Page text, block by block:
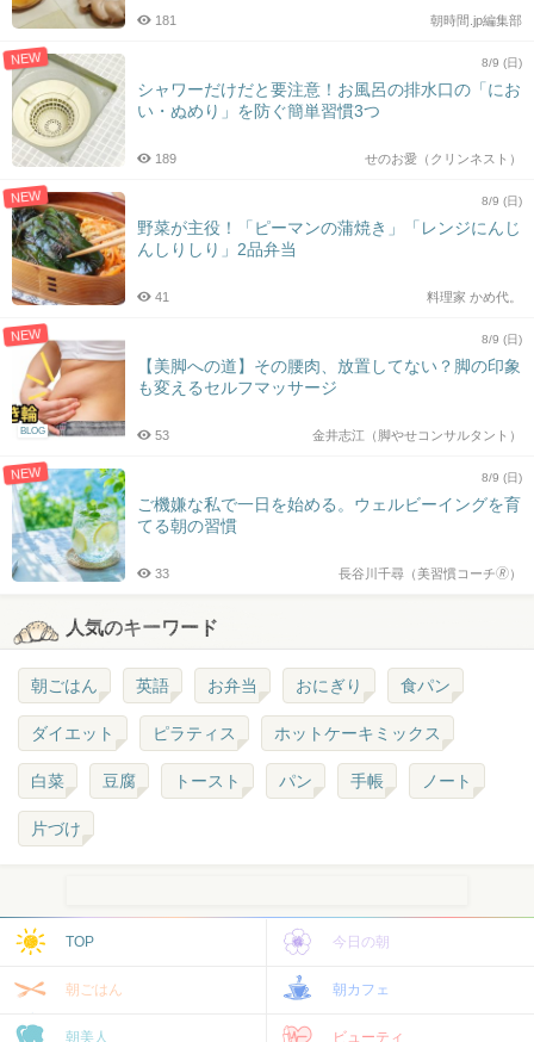
朝時間.jp編集部
181
NEW 8/9 (日)
シャワーだけだと要注意！お風呂の排水口の「にお
い・ぬめり」を防ぐ簡単習慣3つ
せのお愛（クリンネスト）
189
NEW 8/9 (日)
野菜が主役！「ピーマンの蒲焼き」「レンジにんじ
んしりしり」2品弁当
料理家 かめ代。
41
NEW
BLOG
8/9 (日)
【美脚への道】その腰肉、放置してない？脚の印象
も変えるセルフマッサージ
金井志江（脚やせコンサルタント）
53
NEW 8/9 (日)
ご機嫌な私で一日を始める。ウェルビーイングを育
てる朝の習慣
長谷川千尋（美習慣コーチ🄬）
33
人気のキーワード
朝ごはん 英語 お弁当 おにぎり 食パン
ダイエット ピラティス ホットケーキミックス
白菜 豆腐 トースト パン 手帳 ノート
片づけ
TOP 今日の朝
朝ごはん 朝カフェ
朝美人 ビューティ